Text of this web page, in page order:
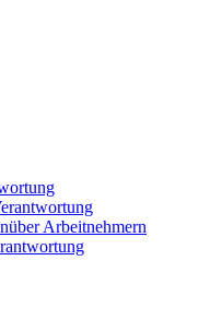
Arbeitnehmern